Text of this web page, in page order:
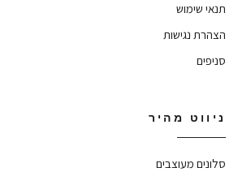
תנאי שימוש
הצהרת נגישות
סניפים
ניווט מהיר
סלונים מעוצבים